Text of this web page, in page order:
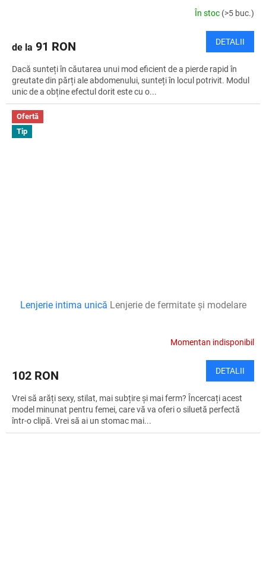
În stoc (>5 buc.)
de la 91 RON DETALII
Dacă sunteți în căutarea unui mod eficient de a pierde rapid în
greutate din părți ale abdomenului, sunteți în locul potrivit. Modul
unic de a obține efectul dorit este cu o...
Ofertă
Tip
Lenjerie intima unică Lenjerie de fermitate și modelare
Momentan indisponibil
102 RON DETALII
Vrei să arăți sexy, stilat, mai subțire și mai ferm? Încercați acest
model minunat pentru femei, care vă va oferi o siluetă perfectă
într-o clipă. Vrei să ai un stomac mai...